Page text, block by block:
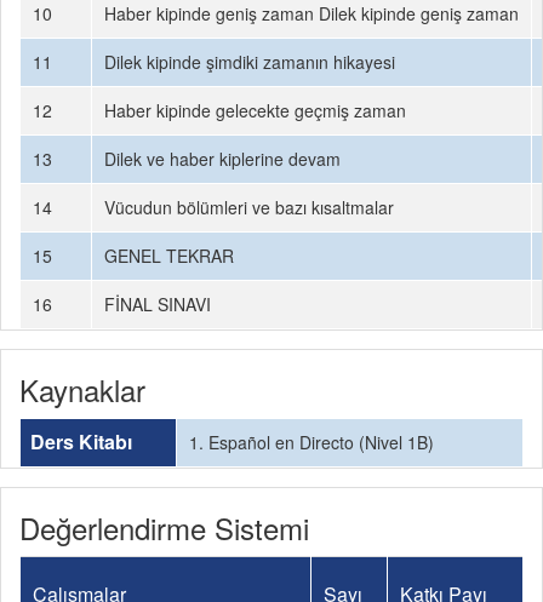
10
Haber kipinde geniş zaman Dilek kipinde geniş zaman
11
Dilek kipinde şimdiki zamanın hikayesi
12
Haber kipinde gelecekte geçmiş zaman
13
Dilek ve haber kiplerine devam
14
Vücudun bölümleri ve bazı kısaltmalar
15
GENEL TEKRAR
16
FİNAL SINAVI
Kaynaklar
Ders Kitabı 1. Español en Directo (Nivel 1B)
Değerlendirme Sistemi
Çalışmalar Sayı Katkı Payı